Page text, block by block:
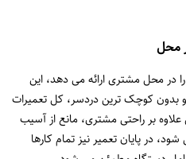
محل
محل مشتری ارائه می دهد، این
و بدون کوچک ترین دردسر، کل تعمیرات
بر راحتی مشتری، مانع از آسیب
در پایان تعمیر نیز تمام کارها